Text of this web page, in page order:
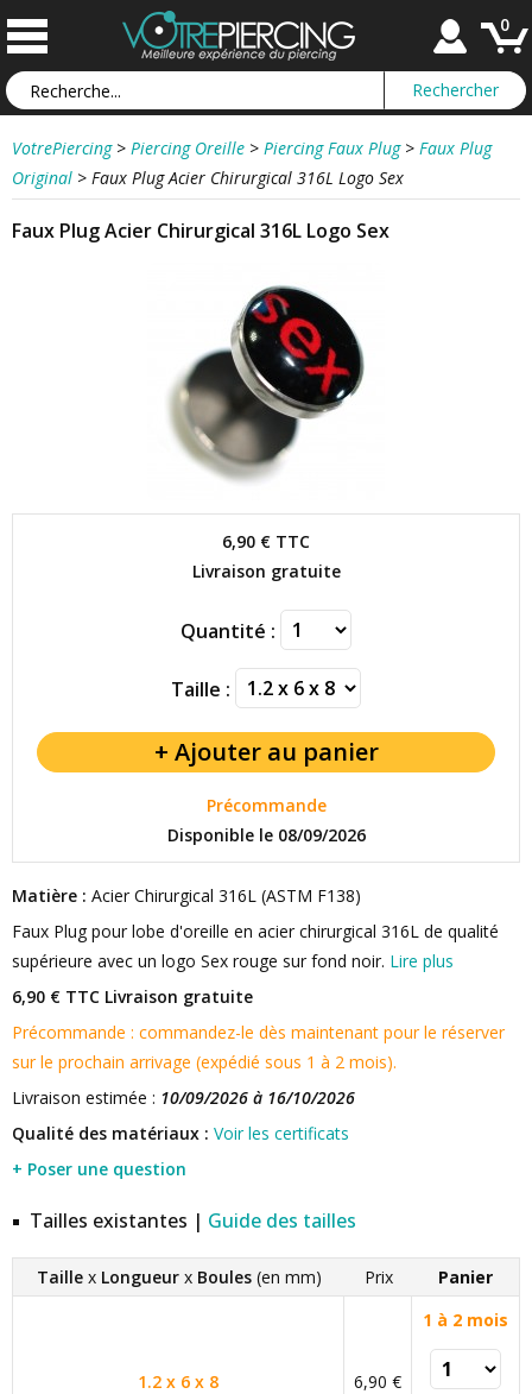
0
VotrePiercing > Piercing Oreille > Piercing Faux Plug > Faux Plug
Original > Faux Plug Acier Chirurgical 316L Logo Sex
Faux Plug Acier Chirurgical 316L Logo Sex
6,90 € TTC
Livraison gratuite
Quantité :
Taille :
Précommande
Disponible le 08/09/2026
Matière : Acier Chirurgical 316L (ASTM F138)
Faux Plug pour lobe d'oreille en acier chirurgical 316L de qualité
supérieure avec un logo Sex rouge sur fond noir. Lire plus
6,90 € TTC Livraison gratuite
Précommande : commandez-le dès maintenant pour le réserver
sur le prochain arrivage (expédié sous 1 à 2 mois).
Livraison estimée : 10/09/2026 à 16/10/2026
Qualité des matériaux : Voir les certificats
+ Poser une question
Tailles existantes | Guide des tailles
Taille x Longueur x Boules (en mm) Prix Panier
1.2 x 6 x 8 6,90 €
1 à 2 mois